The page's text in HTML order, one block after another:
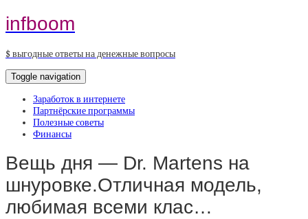
infboom
$ выгодные ответы на денежные вопросы
Toggle navigation
Заработок в интернете
Партнёрские программы
Полезные советы
Финансы
Вещь дня — Dr. Martens на
шнуровке.Отличная модель,
любимая всеми клас…